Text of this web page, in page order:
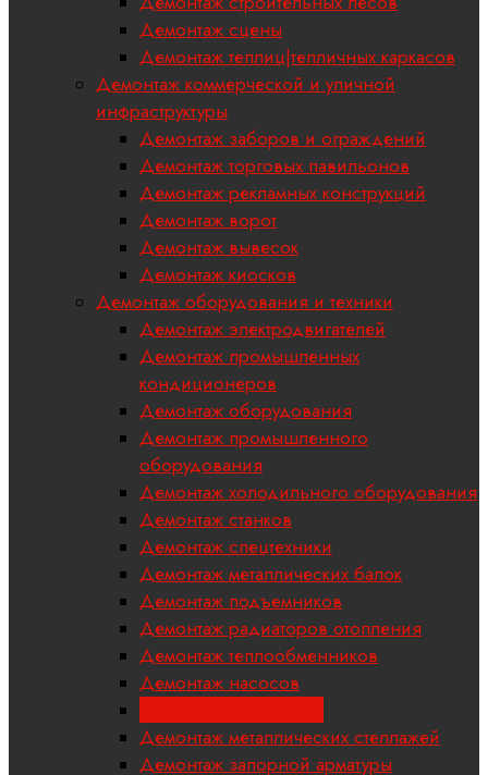
Демонтаж сцены
Демонтаж теплиц|тепличных каркасов
Демонтаж коммерческой и уличной
инфраструктуры
Демонтаж заборов и ограждений
Демонтаж торговых павильонов
Демонтаж рекламных конструкций
Демонтаж ворот
Демонтаж вывесок
Демонтаж киосков
Демонтаж оборудования и техники
Демонтаж электродвигателей
Демонтаж промышленных
кондиционеров
Демонтаж оборудования
Демонтаж промышленного
оборудования
Демонтаж холодильного оборудования
Демонтаж станков
Демонтаж спецтехники
Демонтаж металлических балок
Демонтаж подъемников
Демонтаж радиаторов отопления
Демонтаж теплообменников
Демонтаж насосов
Демонтаж металлических стеллажей
Демонтаж запорной арматуры